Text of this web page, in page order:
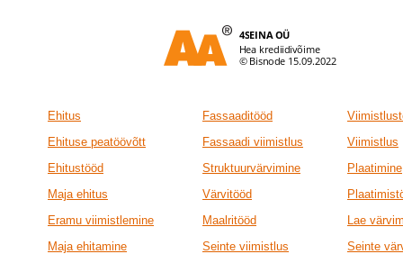
Ehitus Fassaaditööd
Ehituse peatöövõtt
Fassaadi viimistlus
Viimistlus
Ehitustööd
Struktuurvärvimine
Plaatimine
Maja ehitus
Värvitööd
Eramu viimistlemine
Maalritööd
Lae
Maja ehitamine
Seinte viimistlus Seinte